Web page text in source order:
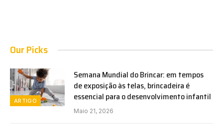
Our Picks
ARTIGO
Semana Mundial do Brincar: em tempos
de exposição às telas, brincadeira é
essencial para o desenvolvimento infantil
Maio 21, 2026